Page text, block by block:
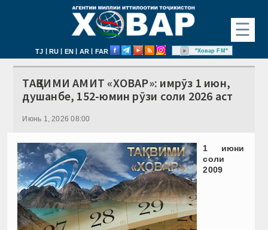
☰
TJ | RU | EN | AR | FAR "Ховар FM"
ТАҚВИМИ АМИТ «ХОВАР»: имрӯз 1 июн,
душанбе, 152-юмин рӯзи соли 2026 аст
Июнь 1, 2026 08:00
1 июни
соли
2009